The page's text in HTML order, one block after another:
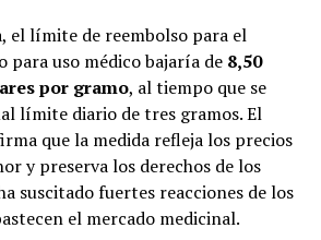
el límite de reembolso para el
para uso médico bajaría de 8,50
por gramo, al tiempo que se
límite diario de tres gramos. El
que la medida refleja los precios
y preserva los derechos de los
suscitado fuertes reacciones de los
el mercado medicinal.